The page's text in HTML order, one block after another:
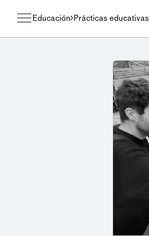
Educación Prácticas educativas